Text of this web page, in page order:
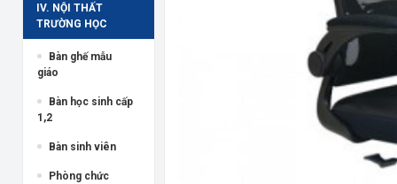
IV. NỘI THẤT
TRƯỜNG HỌC
Bàn ghế mẫu
giáo
Bàn học sinh cấp
1,2
Bàn sinh viên
Phòng chức